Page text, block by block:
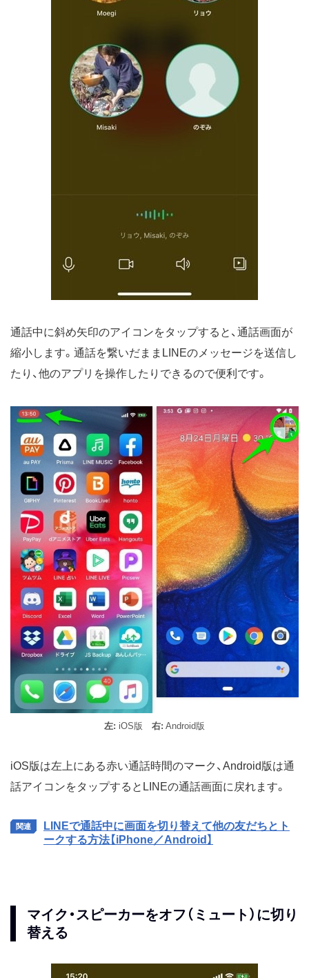
通話中に斜め矢印のアイコンをタップすると、通話画面が
縮小します。通話を繋いだままLINEのメッセージを送信し
たり、他のアプリを操作したりできるので便利です。
左: iOS版 右: Android版
iOS版は左上にある赤い通話時間のマーク、Android版は通
話アイコンをタップするとLINEの通話画面に戻れます。
LINEで通話中に画面を切り替えて他の友だちとト
ークする方法【iPhone／Android】
マイク・スピーカーをオフ（ミュート）に切り
替える